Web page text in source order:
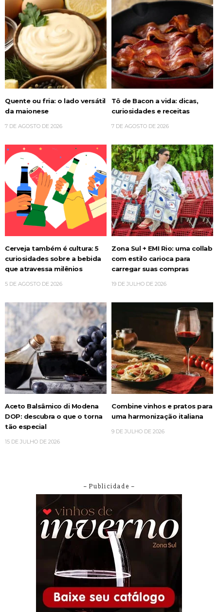
Quente ou fria: o lado versátil
da maionese
7 DE AGOSTO DE 2026
Tô de Bacon a vida: dicas,
curiosidades e receitas
7 DE AGOSTO DE 2026
Cerveja também é cultura: 5
curiosidades sobre a bebida
que atravessa milênios
5 DE AGOSTO DE 2026
Zona Sul + EMI Rio: uma collab
com estilo carioca para
carregar suas compras
19 DE JULHO DE 2026
Aceto Balsâmico di Modena
DOP: descubra o que o torna
tão especial
15 DE JULHO DE 2026
Combine vinhos e pratos para
uma harmonização italiana
9 DE JULHO DE 2026
– Publicidade –